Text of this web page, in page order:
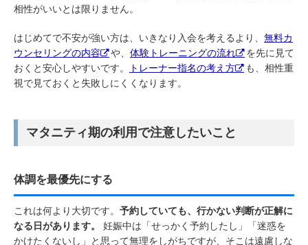
相性がいいとは限りません。
はじめてで不安が強い方は、いきなり入会を考えるより、 無料カ
ウンセリングの内容
や、 体験トレーニングの流れ
を先に見て
おくと安心しやすいです。
トレーナー指名の考え方
も、相性重
視で見ておくと失敗しにくくなります。
マタニティ期の利用で注意したいこと
体調を最優先にする
これは何より大切です。 予約していても、行かない判断が正解に
なる日があります。
妊娠中は「せっかく予約したし」「迷惑を
かけたくないし」と思って無理をしがちですが、そこは遠慮しな